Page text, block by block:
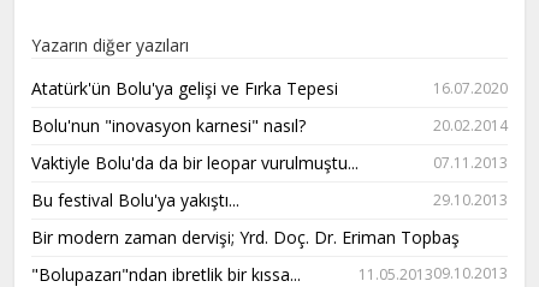
Yazarın diğer yazıları
Atatürk'ün Bolu'ya gelişi ve Fırka Tepesi
16.07.2020
Bolu'nun "inovasyon karnesi" nasıl? 20.02.2014
Vaktiyle Bolu'da da bir leopar vurulmuştu... 07.11.2013
Bu festival Bolu'ya yakıştı... 29.10.2013
Bir modern zaman dervişi; Yrd. Doç. Dr. Eriman Topbaş
09.10.2013
"Bolupazarı"ndan ibretlik bir kıssa... 11.05.2013